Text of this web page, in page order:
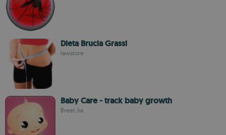
Dieta Brucia Grassi
lawstore
Baby Care - track baby growth
Breet.Jia